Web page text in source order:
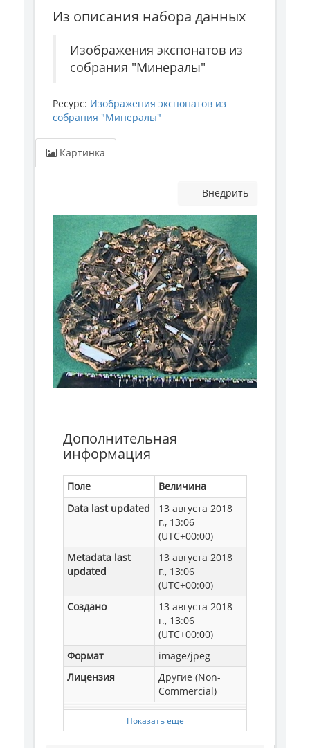
Из описания набора данных
Изображения экспонатов из
собрания "Минералы"
Ресурс: Изображения экспонатов из
собрания "Минералы"
Картинка
Внедрить
Дополнительная
информация
Поле
Величина
Data last updated
13 августа 2018
г., 13:06
(UTC+00:00)
Metadata last
updated
13 августа 2018
г., 13:06
(UTC+00:00)
Создано
13 августа 2018
г., 13:06
(UTC+00:00)
Формат
image/jpeg
Лицензия
Другие (Non-
Commercial)
Показать еще